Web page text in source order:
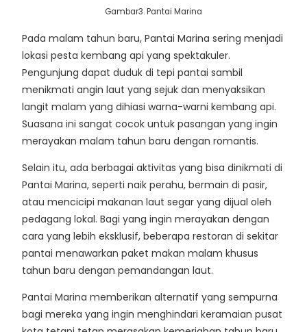
Gambar3. Pantai Marina
Pada malam tahun baru, Pantai Marina sering menjadi
lokasi pesta kembang api yang spektakuler.
Pengunjung dapat duduk di tepi pantai sambil
menikmati angin laut yang sejuk dan menyaksikan
langit malam yang dihiasi warna-warni kembang api.
Suasana ini sangat cocok untuk pasangan yang ingin
merayakan malam tahun baru dengan romantis.
Selain itu, ada berbagai aktivitas yang bisa dinikmati di
Pantai Marina, seperti naik perahu, bermain di pasir,
atau mencicipi makanan laut segar yang dijual oleh
pedagang lokal. Bagi yang ingin merayakan dengan
cara yang lebih eksklusif, beberapa restoran di sekitar
pantai menawarkan paket makan malam khusus
tahun baru dengan pemandangan laut.
Pantai Marina memberikan alternatif yang sempurna
bagi mereka yang ingin menghindari keramaian pusat